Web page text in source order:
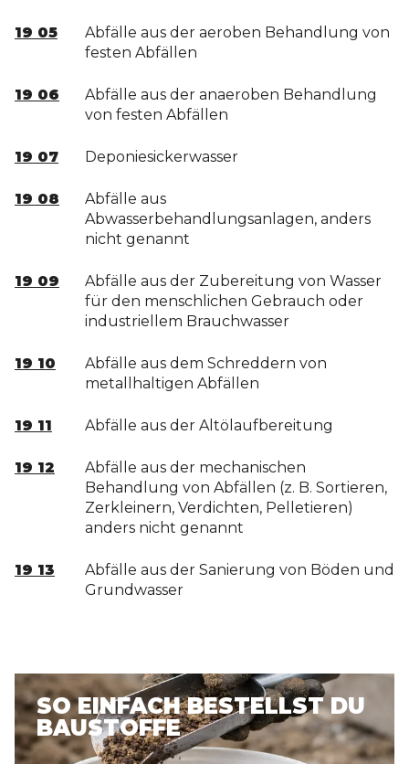
19 05
Abfälle aus der aeroben Behandlung von
festen Abfällen
19 06
Abfälle aus der anaeroben Behandlung
von festen Abfällen
19 07 Deponiesickerwasser
19 08
Abfälle aus
Abwasserbehandlungsanlagen, anders
nicht genannt
19 09
Abfälle aus der Zubereitung von Wasser
für den menschlichen Gebrauch oder
industriellem Brauchwasser
19 10
Abfälle aus dem Schreddern von
metallhaltigen Abfällen
19 11 Abfälle aus der Altölaufbereitung
19 12
Abfälle aus der mechanischen
Behandlung von Abfällen (z. B. Sortieren,
Zerkleinern, Verdichten, Pelletieren)
anders nicht genannt
19 13
Abfälle aus der Sanierung von Böden und
Grundwasser
SO EINFACH BESTELLST DU
BAUSTOFFE